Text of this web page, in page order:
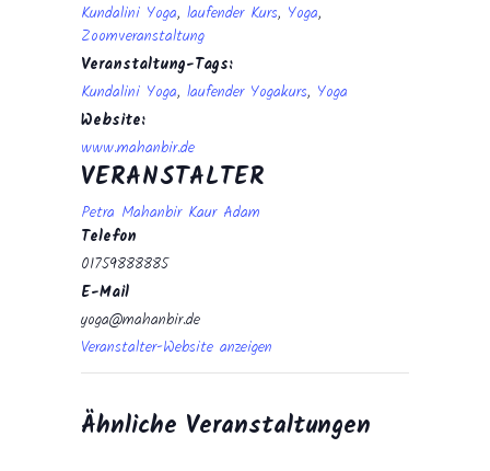
Kundalini Yoga, laufender Kurs, Yoga,
Zoomveranstaltung
Veranstaltung-Tags:
Kundalini Yoga, laufender Yogakurs, Yoga
Website:
www.mahanbir.de
VERANSTALTER
Petra Mahanbir Kaur Adam
Telefon
01759888885
E-Mail
yoga@mahanbir.de
Veranstalter-Website anzeigen
Ähnliche Veranstaltungen